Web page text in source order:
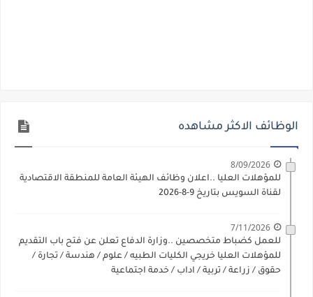
الوظائف الاكثر مشاهده
8/09/2026
للمؤهلات العليا ..اعلان وظائف الهيئة العامة للمنطقة الاقتصادية
لقناة السويس بتاريخ 9-8-2026
7/11/2026
للعمل كضباط متخصصين ..وزارة الدفاع تعلن عن فتح باب التقديم
للمؤهلات العليا خريجي الكليات الطبيه / علوم / هندسة / تجارة /
حقوق / زراعة / تربية / اداب / خدمة اجتماعية